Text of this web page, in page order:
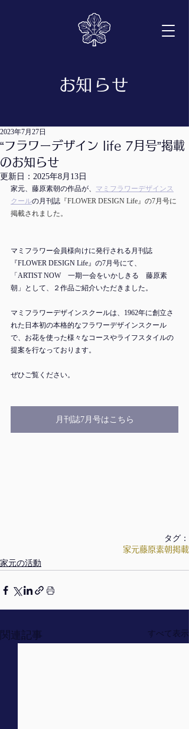
​お知らせ
“フラワーデザイン life 7月号”掲載
のお知らせ
2023年7月27日
更新日： 2025年8月13日
家元、藤原素朝の作品が、 マミフラワーデザインス
クールの月刊誌 『FLOWER DESIGN Life』の7月号に
掲載されました。
マミフラワー会員様向けに発行される月刊誌
『FLOWER DESIGN Life』の7月号にて、
「ARTIST NOW　一期一会をいかしきる　藤原素
朝」として、２作品ご紹介いただきました。
マミフラワーデザインスクールは、1962年に創立さ
れた日本初の本格的なフラワーデザインスクール
で、お花を使った様々なコースやライフスタイルの
提案を行なっております。
ぜひご覧ください。
月刊誌7月号はこちら
タグ：
家元藤原素朝掲載
家元の活動
関連記事 すべて表示